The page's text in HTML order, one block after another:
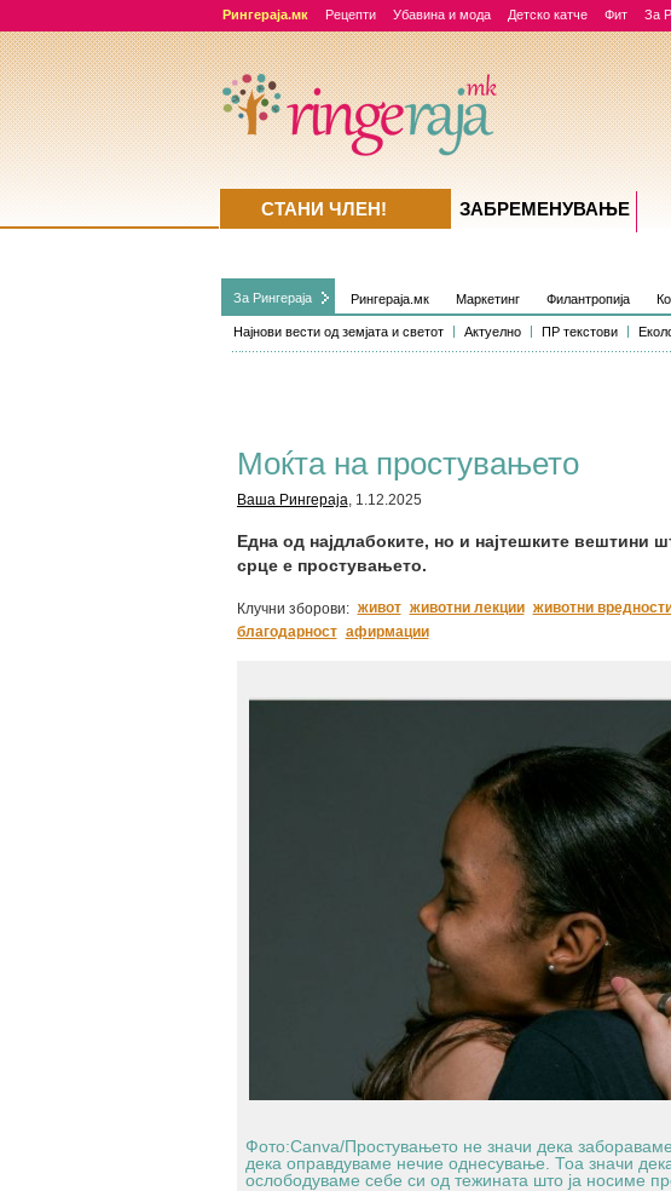
Рингераја.мк Рецепти Убавина и мода Детско катче Фит За
За Рингераја Рингераја.мк Маркетинг Филантропија
Најнови вести од земјата и светот Актуелно ПР текстови
Моќта на простувањето
Ваша Рингераја, 1.12.2025
Една од најдлабоките, но и најтешките вештини
срце е простувањето.
Клучни зборови: живот животни лекции животни
благодарност афирмации
Фото:Canva/Простувањето не значи дека
дека оправдуваме нечие однесување. Тоа значи
ослободуваме себе си од тежината што ја носиме
СТАНИ ЧЛЕН! ЗАБРЕМЕНУВАЊE